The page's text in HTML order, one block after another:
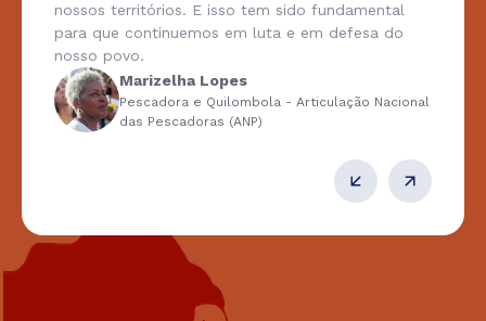
nossos territórios. E isso tem sido fundamental
para que continuemos em luta e em defesa do
nosso povo.
Marizelha Lopes
Pescadora e Quilombola - Articulação Nacional
das Pescadoras (ANP)